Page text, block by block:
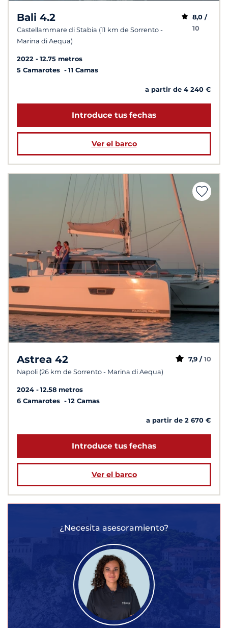
Bali 4.2
Castellammare di Stabia (11 km de Sorrento -
Marina di Aequa)
8,0 /
10
2022
12.75 metros
5 Camarotes
11 Camas
a partir de 4 240 €
Introduce tus fechas
Ver el barco
Astrea 42
Napoli (26 km de Sorrento - Marina di Aequa)
7,9 / 10
2024
12.58 metros
6 Camarotes
12 Camas
a partir de 2 670 €
Introduce tus fechas
Ver el barco
¿Necesita asesoramiento?